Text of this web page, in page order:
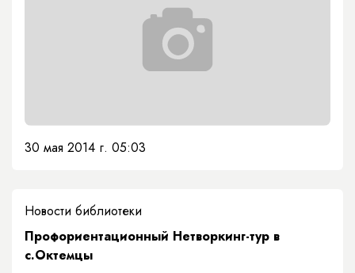
30 мая 2014 г. 05:03
Новости библиотеки
Профориентационный Нетворкинг-тур в
с.Октемцы